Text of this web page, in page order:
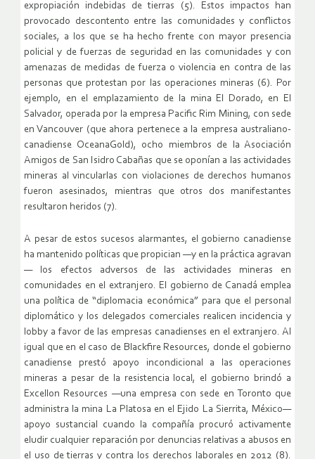
expropiación indebidas de tierras (5). Estos impactos han
provocado descontento entre las comunidades y conflictos
sociales, a los que se ha hecho frente con mayor presencia
policial y de fuerzas de seguridad en las comunidades y con
amenazas de medidas de fuerza o violencia en contra de las
personas que protestan por las operaciones mineras (6). Por
ejemplo, en el emplazamiento de la mina El Dorado, en El
Salvador, operada por la empresa Pacific Rim Mining, con sede
en Vancouver (que ahora pertenece a la empresa australiano-
canadiense OceanaGold), ocho miembros de la Asociación
Amigos de San Isidro Cabañas que se oponían a las actividades
mineras al vincularlas con violaciones de derechos humanos
fueron asesinados, mientras que otros dos manifestantes
resultaron heridos (7).
A pesar de estos sucesos alarmantes, el gobierno canadiense
ha mantenido políticas que propician —y en la práctica agravan
— los efectos adversos de las actividades mineras en
comunidades en el extranjero. El gobierno de Canadá emplea
una política de “diplomacia económica” para que el personal
diplomático y los delegados comerciales realicen incidencia y
lobby a favor de las empresas canadienses en el extranjero. Al
igual que en el caso de Blackfire Resources, donde el gobierno
canadiense prestó apoyo incondicional a las operaciones
mineras a pesar de la resistencia local, el gobierno brindó a
Excellon Resources —una empresa con sede en Toronto que
administra la mina La Platosa en el Ejido La Sierrita, México—
apoyo sustancial cuando la compañía procuró activamente
eludir cualquier reparación por denuncias relativas a abusos en
el uso de tierras y contra los derechos laborales en 2012 (8).